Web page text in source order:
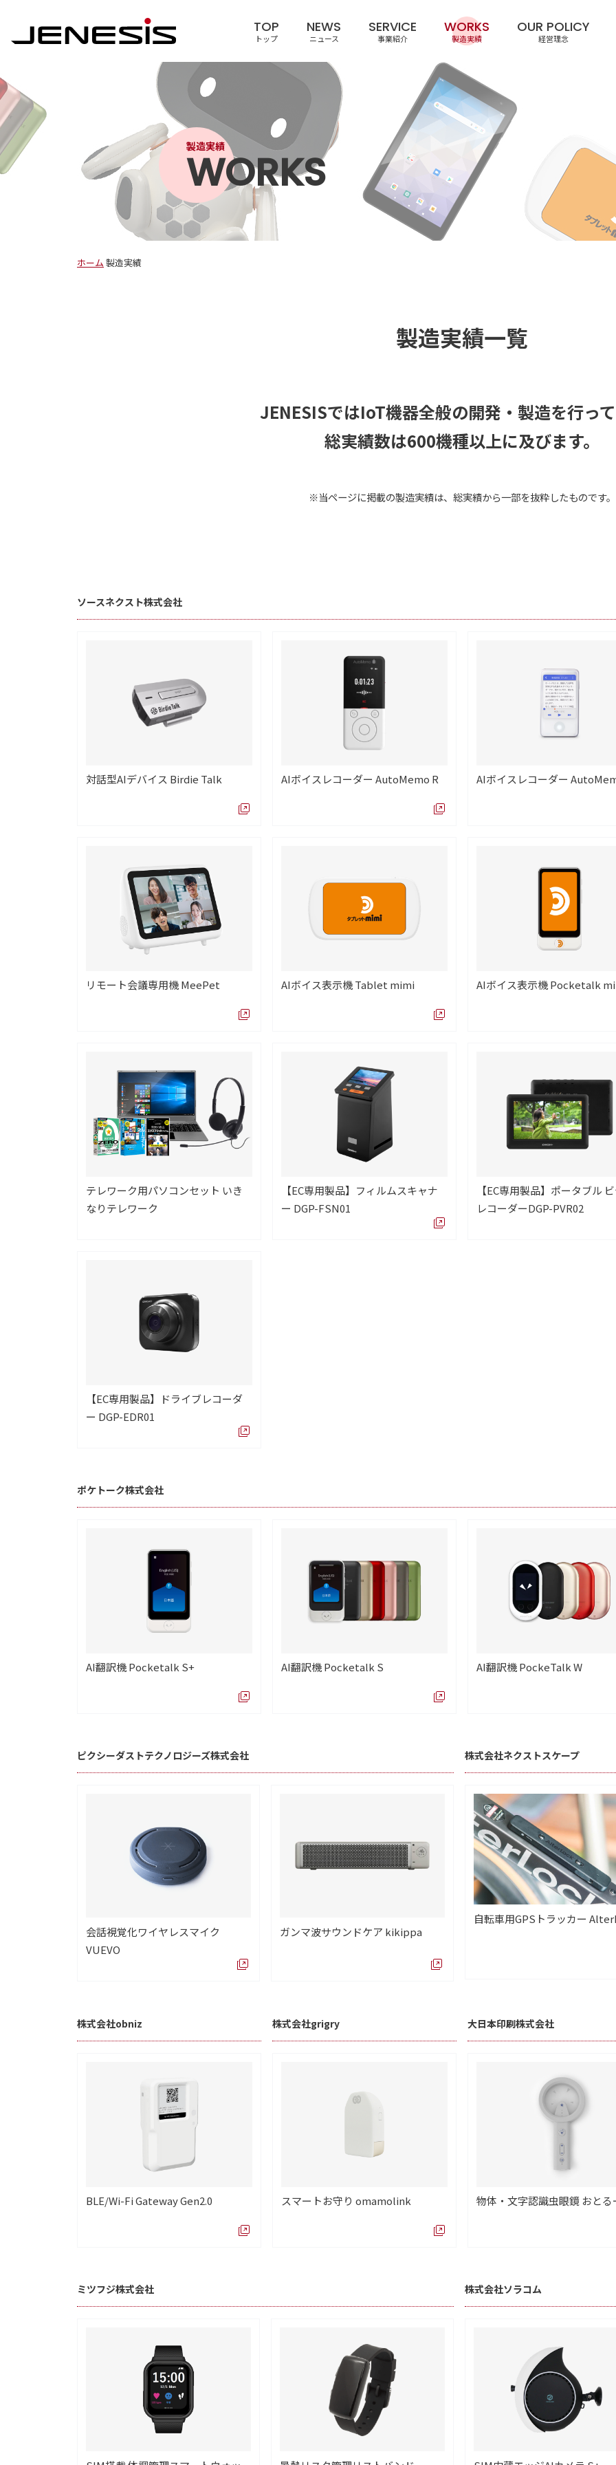
TOP
トップ
NEWS
ニュース
SERVICE
事業紹介
WORKS
製造実績
OUR POLICY
経営理念
製造実績
WORKS
ホーム 製造実績
製造実績一覧
JENESISではIoT機器全般の開発・製造を行っ
総実績数は600機種以上に及びます。
※当ページに掲載の製造実績は、総実績から一部を抜粋したものです。
ソースネクスト株式会社
対話型AIデバイス Birdie Talk AIボイスレコーダー AutoMemo R AIボイスレコーダー
リモート会議専用機 MeePet AIボイス表示機 Tablet mimi AIボイス表示機 Pocketalk
テレワーク用パソコンセット いき
なりテレワーク
【EC専用製品】フィルムスキャナ
ー DGP-FSN01
【EC専用製品】ポータブル
レコーダーDGP-PVR02
【EC専用製品】ドライブレコーダ
ー DGP-EDR01
ポケトーク株式会社
AI翻訳機 Pocketalk S+ AI翻訳機 Pocketalk S AI翻訳機 PockeTalk W
ピクシーダストテクノロジーズ株式会社
会話視覚化ワイヤレスマイク
VUEVO
ガンマ波サウンドケア kikippa
株式会社ネクストスケープ
自転車用GPSトラッカー
株式会社obniz
BLE/Wi-Fi Gateway Gen2.0
株式会社grigry
スマートお守り omamolink
大日本印刷株式会社
物体・文字認識虫眼鏡 おとる
ミツフジ株式会社 株式会社ソラコム